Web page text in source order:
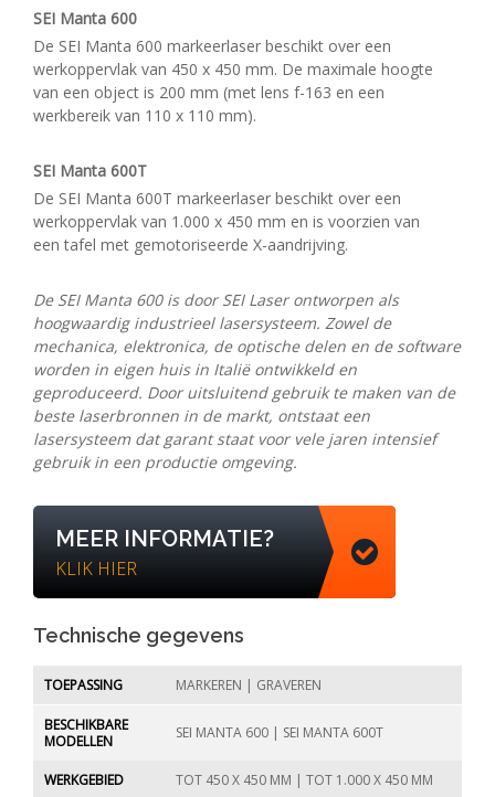
SEI Manta 600
De SEI Manta 600 markeerlaser beschikt over een
werkoppervlak van 450 x 450 mm. De maximale hoogte
van een object is 200 mm (met lens f-163 en een
werkbereik van 110 x 110 mm).
SEI Manta 600T
De SEI Manta 600T markeerlaser beschikt over een
werkoppervlak van 1.000 x 450 mm en is voorzien van
een tafel met gemotoriseerde X-aandrijving.
De SEI Manta 600 is door SEI Laser ontworpen als
hoogwaardig industrieel lasersysteem. Zowel de
mechanica, elektronica, de optische delen en de software
worden in eigen huis in Italië ontwikkeld en
geproduceerd. Door uitsluitend gebruik te maken van de
beste laserbronnen in de markt, ontstaat een
lasersysteem dat garant staat voor vele jaren intensief
gebruik in een productie omgeving.
MEER INFORMATIE?
KLIK HIER
Technische gegevens
TOEPASSING MARKEREN | GRAVEREN
BESCHIKBARE
MODELLEN
SEI MANTA 600 | SEI MANTA 600T
WERKGEBIED TOT 450 X 450 MM | TOT 1.000 X 450 MM